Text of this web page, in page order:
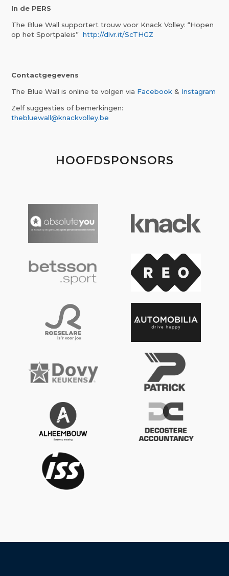
In de PERS
The Blue Wall supportert trouw voor Knack Volley: “Hopen
op het Sportpaleis”http://dlvr.it/ScTHGZ
Contactgegevens
The Blue Wall is online te volgen via Facebook & Instagram
Zelf suggesties of bemerkingen:
thebluewall@knackvolley.be
HOOFDSPONSORS